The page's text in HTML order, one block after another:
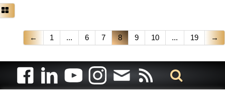
← 1 ... 6 7 8 9 10 ... 19 →